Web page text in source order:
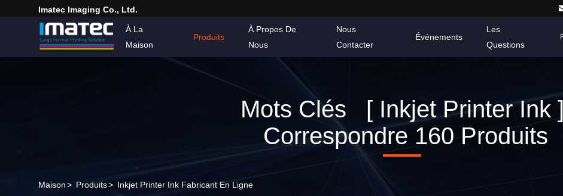
Imatec Imaging Co., Ltd.
À La
Maison
Produits
À Propos De
Nous
Nous
Contacter
Événements
Les
Questions
Mots Clés [ Inkjet Printer Ink ]
Correspondre 160 Produits
Maison> Produits> Inkjet Printer Ink Fabricant En Ligne